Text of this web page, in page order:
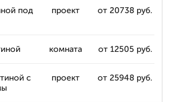
под
проект от 20738 руб.
комната от 12505 руб.
с
проект от 25948 руб.